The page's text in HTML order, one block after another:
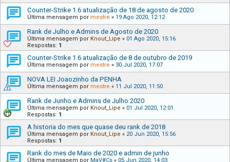
Counter-Strike 1.6 atualização de 18 de agosto de 2020
Última mensagem por mestre « 19 Ago 2020, 12:12
Rank de Julho e Admins de Agosto de 2020
Última mensagem por Knout_Lipe « 01 Ago 2020, 15:16
Respostas: 1
Counter-Strike 1.6 atualização de 8 de outubro de 2019
Última mensagem por mestre « 30 Jul 2020, 17:07
NOVA LEI Joaozinho da PENHA
Última mensagem por mestre « 11 Jul 2020, 11:50
Rank de Junho e Admins de Julho 2020
Última mensagem por Knout_Lipe « 01 Jul 2020, 12:01
Respostas: 1
A historia do mes que quase deu rank de 2018
Última mensagem por Knout_Lipe « 20 Jun 2020, 15:56
Respostas: 1
Rank do mes de Maio de 2020 e admin de junho
Última mensagem por MaV#Cs « 05 Jun 2020, 14:03